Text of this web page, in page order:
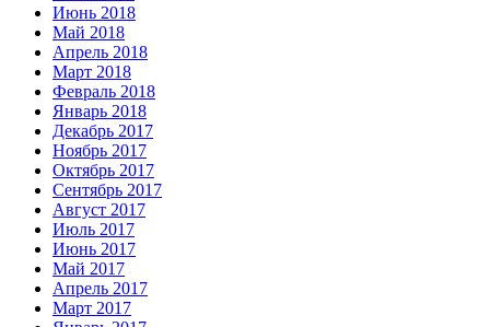
Июнь 2018
Май 2018
Апрель 2018
Март 2018
Февраль 2018
Январь 2018
Декабрь 2017
Ноябрь 2017
Октябрь 2017
Сентябрь 2017
Август 2017
Июль 2017
Июнь 2017
Май 2017
Апрель 2017
Март 2017